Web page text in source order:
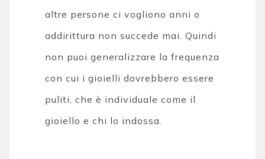
altre persone ci vogliono anni o
addirittura non succede mai. Quindi
non puoi generalizzare la frequenza
con cui i gioielli dovrebbero essere
puliti, che è individuale come il
gioiello e chi lo indossa.